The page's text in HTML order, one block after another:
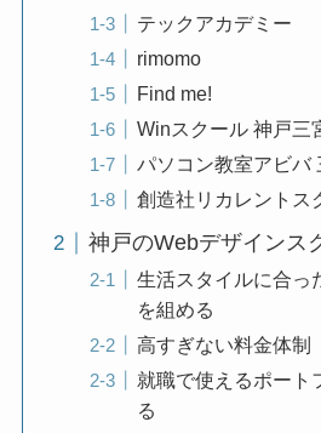
テックアカデミー
rimomo
Find me!
Winスクール 神戸三
パソコン教室アビバ
創造社リカレントス
神戸のWebデザインス
生活スタイルに合っ
を組める
高すぎない料金体制
就職で使えるポート
る